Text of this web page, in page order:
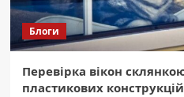
Блоги
Перевірка вікон
пластикових конструкцій